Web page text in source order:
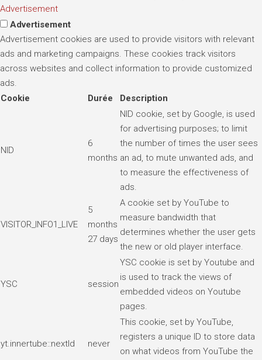
Advertisement
Advertisement
Advertisement cookies are used to provide visitors with relevant
ads and marketing campaigns. These cookies track visitors
across websites and collect information to provide customized
ads.
Cookie
Durée Description
NID
6
months
NID cookie, set by Google, is used
for advertising purposes; to limit
the number of times the user sees
an ad, to mute unwanted ads, and
to measure the effectiveness of
ads.
VISITOR_INFO1_LIVE
5
months
27 days
A cookie set by YouTube to
measure bandwidth that
determines whether the user gets
the new or old player interface.
YSC session
YSC cookie is set by Youtube and
is used to track the views of
embedded videos on Youtube
pages.
yt.innertube::nextId never
This cookie, set by YouTube,
registers a unique ID to store data
on what videos from YouTube the